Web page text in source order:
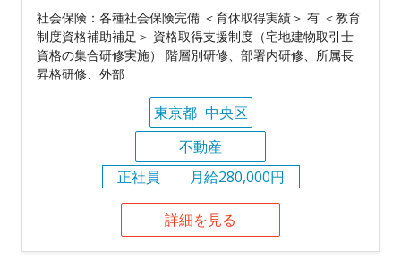
社会保険：各種社会保険完備 ＜育休取得実績＞ 有 ＜教育
制度資格補助補足＞ 資格取得支援制度（宅地建物取引士
資格の集合研修実施） 階層別研修、部署内研修、所属長
昇格研修、外部
東京都 中央区
不動産
正社員
月給280,000円
詳細を見る